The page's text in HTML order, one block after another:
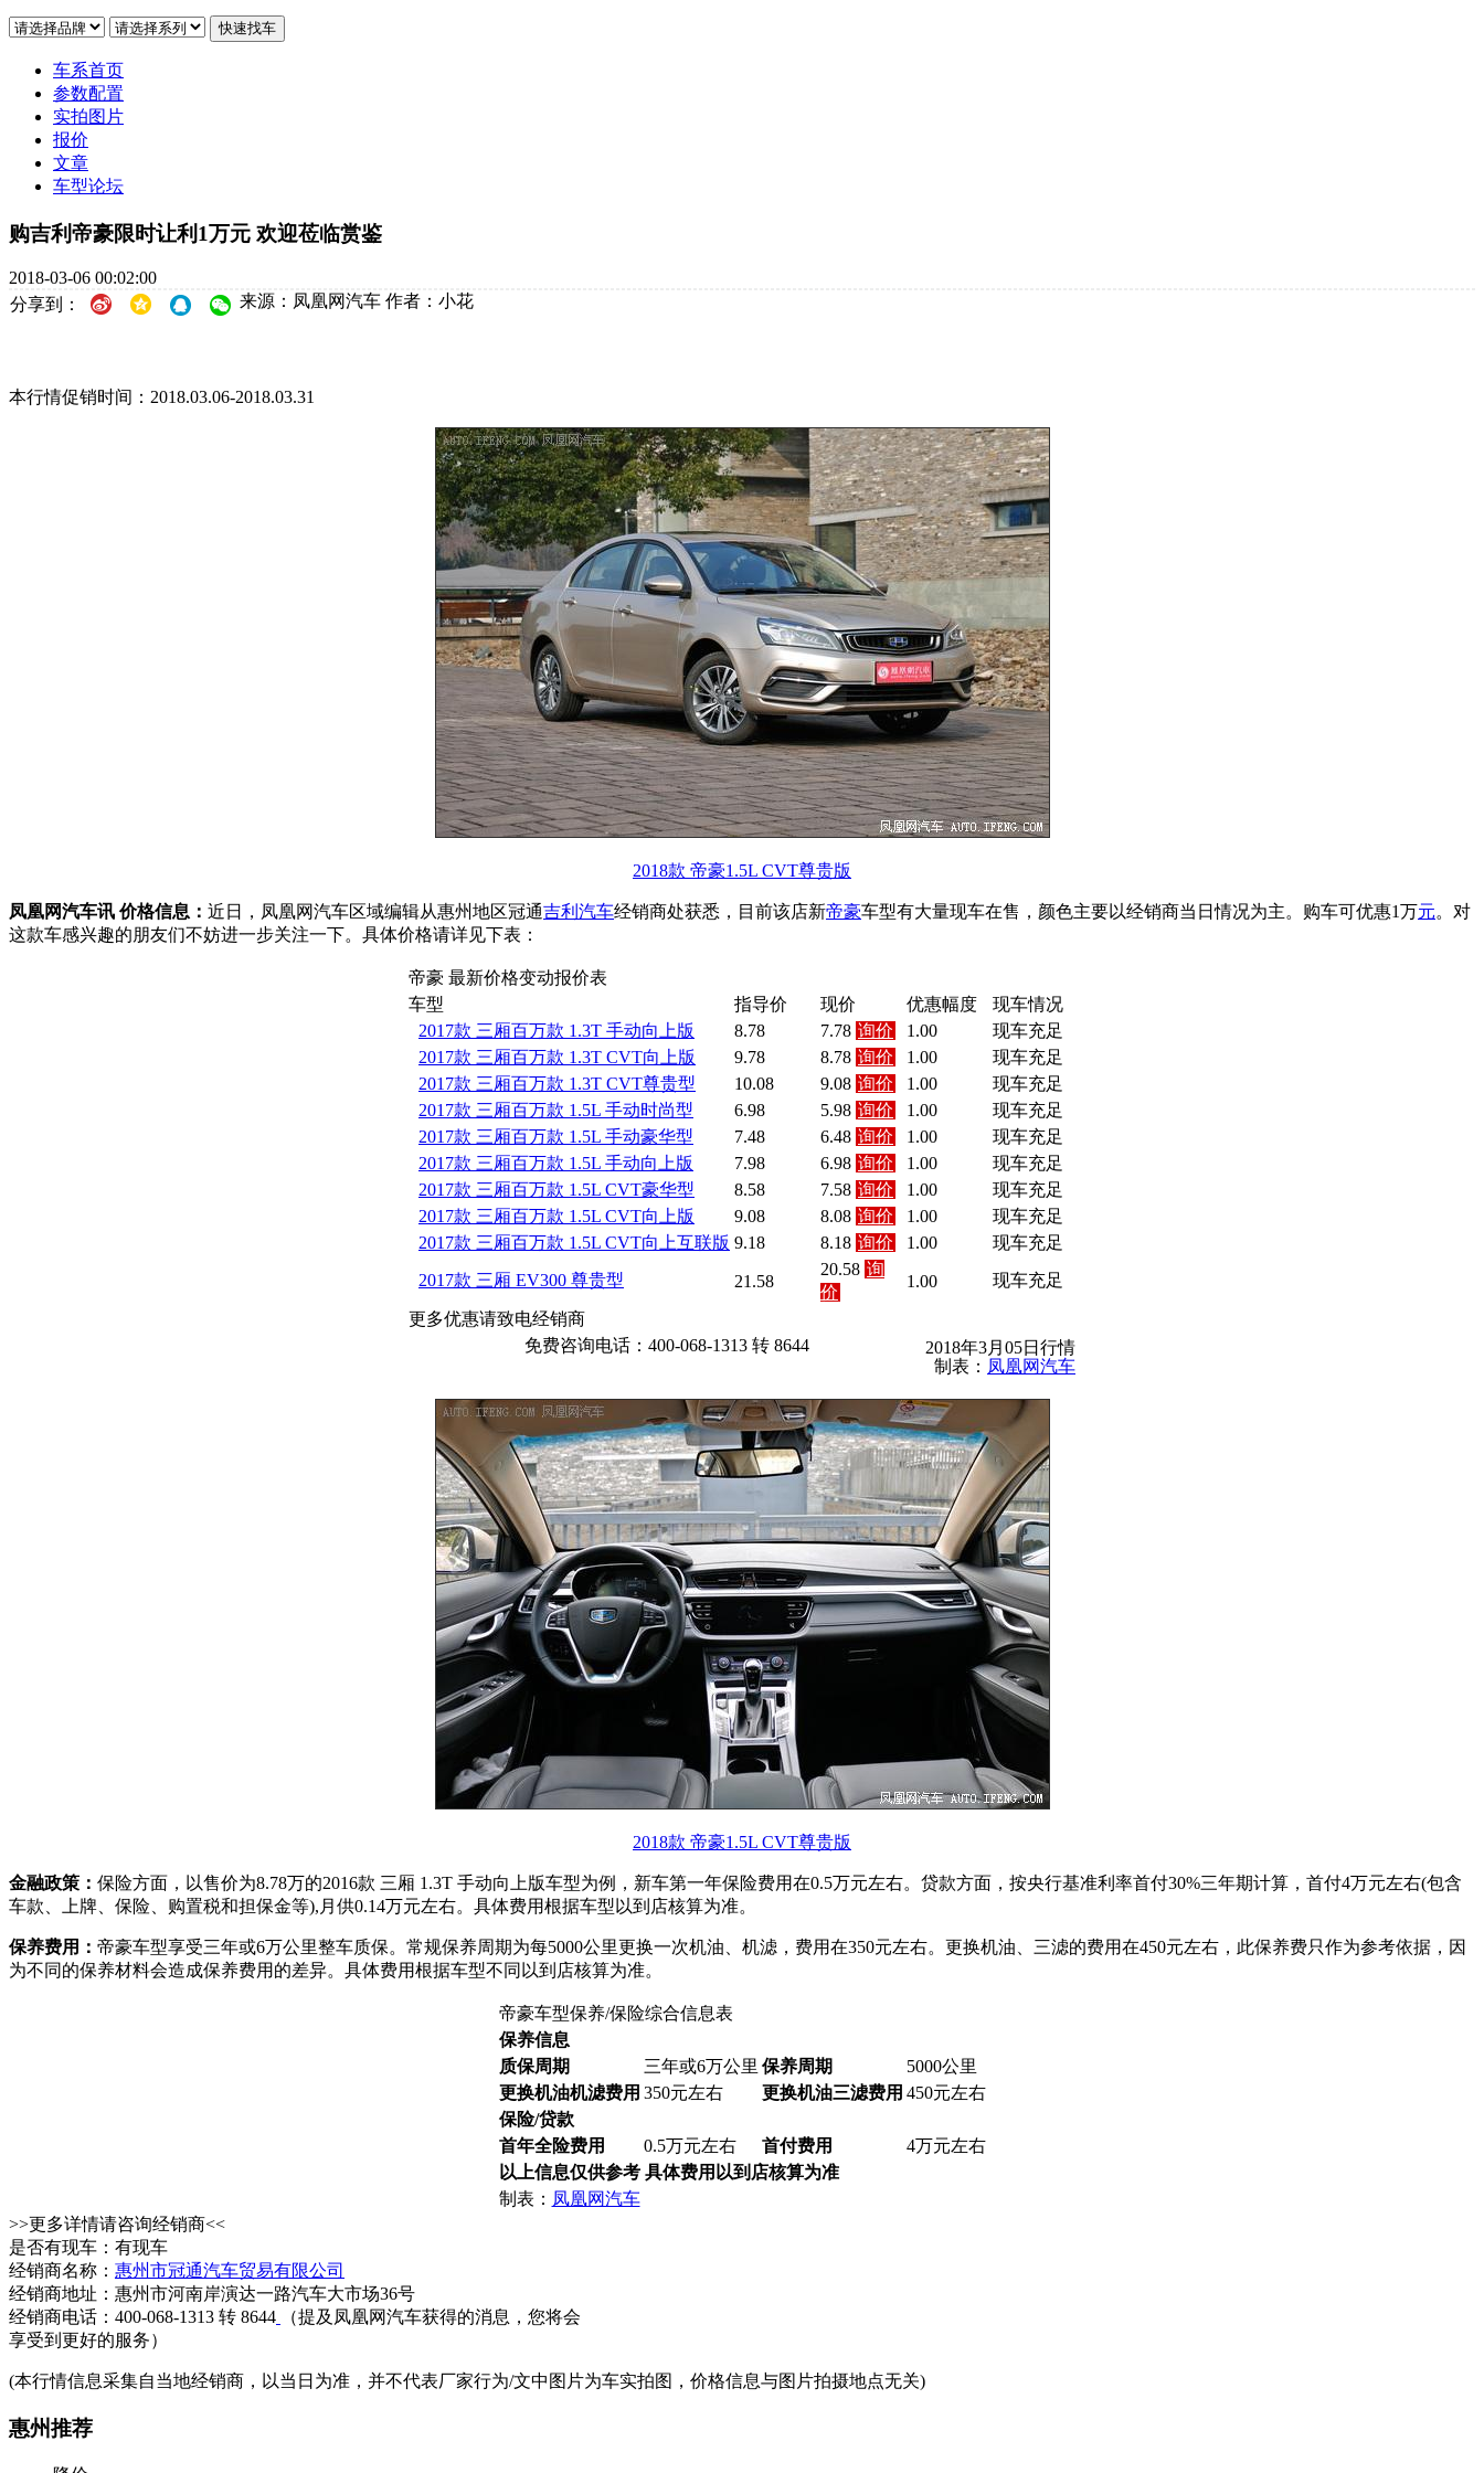
车系首页
参数配置
实拍图片
报价
文章
车型论坛
购吉利帝豪限时让利1万元 欢迎莅临赏鉴
2018-03-06 00:02:00
分享到：
来源：凤凰网汽车 作者：小花
本行情促销时间：2018.03.06-2018.03.31
2018款 帝豪1.5L CVT尊贵版
凤凰网汽车讯 价格信息： 近日，凤凰网汽车区域编辑从惠州地区冠通吉利汽车经销商处获悉，目前该店新帝豪车型有大量现车在售，颜色主要以经销商当日情况为主。购车可优惠1万元。对
这款车感兴趣的朋友们不妨进一步关注一下。具体价格请详见下表：
帝豪 最新价格变动报价表
车型 指导价 现价 优惠幅度
现车情况
2017款 三厢百万款 1.3T 手动向上版
8.78 7.78 询价 1.00
现车充足
2017款 三厢百万款 1.3T CVT向上版
9.78 8.78 询价 1.00
现车充足
2017款 三厢百万款 1.3T CVT尊贵型
10.08 9.08 询价 1.00
现车充足
2017款 三厢百万款 1.5L 手动时尚型
6.98 5.98 询价 1.00
现车充足
2017款 三厢百万款 1.5L 手动豪华型
7.48 6.48 询价 1.00
现车充足
2017款 三厢百万款 1.5L 手动向上版
7.98 6.98 询价 1.00
现车充足
2017款 三厢百万款 1.5L CVT豪华型
8.58 7.58 询价 1.00
现车充足
2017款 三厢百万款 1.5L CVT向上版
9.08 8.08 询价 1.00
现车充足
2017款 三厢百万款 1.5L CVT向上互联版 9.18 8.18 询价 1.00
现车充足
2017款 三厢 EV300 尊贵型
21.58
20.58 询
价
1.00 现车充足
更多优惠请致电经销商
免费咨询电话：400-068-1313 转 8644
2018年3月05日行情
制表： 凤凰网汽车
2018款 帝豪1.5L CVT尊贵版
金融政策： 保险方面，以售价为8.78万的2016款 三厢 1.3T 手动向上版车型为例，新车第一年保险费用在0.5万元左右。贷款方面，按央行基准利率首付30%三年期计算，首付4万元左右(包含
车款、上牌、保险、购置税和担保金等),月供0.14万元左右。具体费用根据车型以到店核算为准。
保养费用： 帝豪车型享受三年或6万公里整车质保。常规保养周期为每5000公里更换一次机油、机滤，费用在350元左右。更换机油、三滤的费用在450元左右，此保养费只作为参考依据，因
为不同的保养材料会造成保养费用的差异。具体费用根据车型不同以到店核算为准。
帝豪车型保养/保险综合信息表
保养信息
质保周期
三年或6万公里 保养周期
5000公里
更换机油机滤费用 350元左右 更换机油三滤费用 450元左右
保险/贷款
首年全险费用
0.5万元左右 首付费用
4万元左右
以上信息仅供参考 具体费用以到店核算为准
制表： 凤凰网汽车
>>更多详情请咨询经销商<<
是否有现车：有现车
经销商名称： 惠州市冠通汽车贸易有限公司
经销商地址：惠州市河南岸演达一路汽车大市场36号
经销商电话：400-068-1313 转 8644
（提及凤凰网汽车获得的消息，您将会
享受到更好的服务）
(本行情信息采集自当地经销商，以当日为准，并不代表厂家行为/文中图片为车实拍图，价格信息与图片拍摄地点无关)
惠州推荐